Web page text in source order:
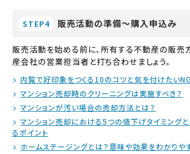
STEP4 販売活動の準備～購入申込み
販売活動を始める前に、所有する不動産の販売
産会社の営業担当者と打ち合わせましょう。
内覧で好印象をつくる10のコツと気を付けたい
マンション売却時のクリーニングは実施すべき？
マンションが汚い場合の売却方法とは？
マンション売却における5つの値下げタイミング
るポイント
ホームステージングとは？意味や効果をわかりや